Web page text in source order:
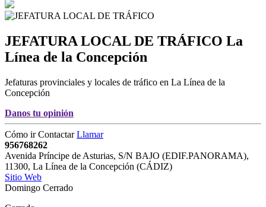
JEFATURA LOCAL DE TRÁFICO La
Línea de la Concepción
Jefaturas provinciales y locales de tráfico en La Línea de la
Concepción
Danos tu opinión
Cómo irContactarLlamar
956768262
Avenida Príncipe de Asturias, S/N BAJO (EDIF.PANORAMA),
11300, La Línea de la Concepción (CÁDIZ)
Sitio Web
Domingo Cerrado